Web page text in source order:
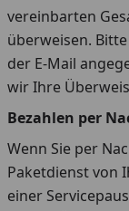
vereinbarten
überweisen.
der E-Mail
wir Ihre
Bezahlen per
Wenn Sie per
Paketdienst von
einer